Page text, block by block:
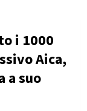
i 1000
Aica,
a suo